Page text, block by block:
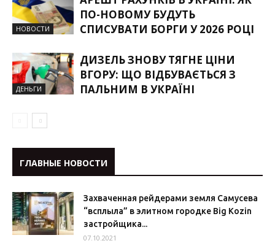
НОВОСТИ
ПО-НОВОМУ БУДУТЬ
СПИСУВАТИ БОРГИ У 2026 РОЦІ
ДЕНЬГИ
ДИЗЕЛЬ ЗНОВУ ТЯГНЕ ЦІНИ
ВГОРУ: ЩО ВІДБУВАЄТЬСЯ З
ПАЛЬНИМ В УКРАЇНІ
ГЛАВНЫЕ НОВОСТИ
Захваченная рейдерами земля Самусева
“всплыла” в элитном городке Big Kozin
застройщика...
07.10.2021